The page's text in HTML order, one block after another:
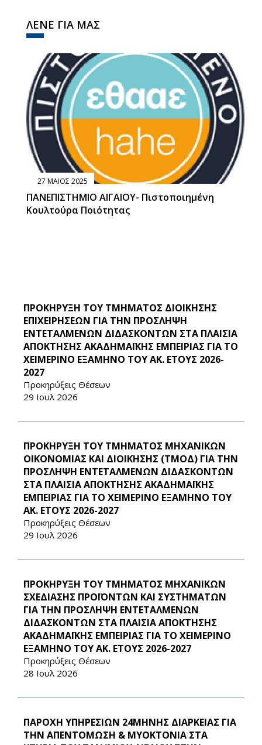
ΛΕΝΕ ΓΙΑ ΜΑΣ
27 ΜΑΙΟΣ 2025
ΠΑΝΕΠΙΣΤΗΜΙΟ ΑΙΓΑΙΟΥ- Πιστοποιημένη
Κουλτούρα Ποιότητας
ΠΡΟΚΗΡΥΞΗ ΤΟΥ ΤΜΗΜΑΤΟΣ ΔΙΟΙΚΗΣΗΣ
ΕΠΙΧΕΙΡΗΣΕΩΝ ΓΙΑ ΤΗΝ ΠΡΟΣΛΗΨΗ
ΕΝΤΕΤΑΛΜΕΝΩΝ ΔΙΔΑΣΚΟΝΤΩΝ ΣΤΑ ΠΛΑΙΣΙΑ
ΑΠΟΚΤΗΣΗΣ ΑΚΑΔΗΜΑΪΚΗΣ ΕΜΠΕΙΡΙΑΣ ΓΙΑ ΤΟ
ΧΕΙΜΕΡΙΝΟ ΕΞΑΜΗΝΟ ΤΟΥ ΑΚ. ΕΤΟΥΣ 2026-
2027
Προκηρύξεις Θέσεων
29 Ιουλ 2026
ΠΡΟΚΗΡΥΞΗ ΤΟΥ ΤΜΗΜΑΤΟΣ ΜΗΧΑΝΙΚΩΝ
ΟΙΚΟΝΟΜΙΑΣ ΚΑΙ ΔΙΟΙΚΗΣΗΣ (ΤΜΟΔ) ΓΙΑ ΤΗΝ
ΠΡΟΣΛΗΨΗ ΕΝΤΕΤΑΛΜΕΝΩΝ ΔΙΔΑΣΚΟΝΤΩΝ
ΣΤΑ ΠΛΑΙΣΙΑ ΑΠΟΚΤΗΣΗΣ ΑΚΑΔΗΜΑΪΚΗΣ
ΕΜΠΕΙΡΙΑΣ ΓΙΑ ΤΟ ΧΕΙΜΕΡΙΝΟ ΕΞΑΜΗΝΟ ΤΟΥ
ΑΚ. ΕΤΟΥΣ 2026-2027
Προκηρύξεις Θέσεων
29 Ιουλ 2026
ΠΡΟΚΗΡΥΞΗ ΤΟΥ ΤΜΗΜΑΤΟΣ ΜΗΧΑΝΙΚΩΝ
ΣΧΕΔΙΑΣΗΣ ΠΡΟΪΟΝΤΩΝ ΚΑΙ ΣΥΣΤΗΜΑΤΩΝ
ΓΙΑ ΤΗΝ ΠΡΟΣΛΗΨΗ ΕΝΤΕΤΑΛΜΕΝΩΝ
ΔΙΔΑΣΚΟΝΤΩΝ ΣΤΑ ΠΛΑΙΣΙΑ ΑΠΟΚΤΗΣΗΣ
ΑΚΑΔΗΜΑΪΚΗΣ ΕΜΠΕΙΡΙΑΣ ΓΙΑ ΤΟ ΧΕΙΜΕΡΙΝΟ
ΕΞΑΜΗΝΟ ΤΟΥ ΑΚ. ΕΤΟΥΣ 2026-2027
Προκηρύξεις Θέσεων
28 Ιουλ 2026
ΠΑΡΟΧΗ ΥΠΗΡΕΣΙΩΝ 24ΜΗΝΗΣ ΔΙΑΡΚΕΙΑΣ ΓΙΑ
ΤΗΝ ΑΠΕΝΤΟΜΩΣΗ & ΜΥΟΚΤΟΝΙΑ ΣΤΑ